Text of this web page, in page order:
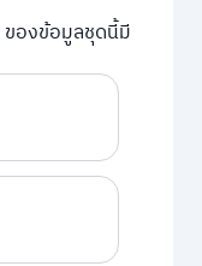
ของข้อมูลชุดนี้มี